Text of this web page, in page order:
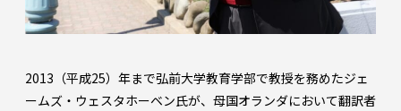
2013（平成25）年まで弘前大学教育学部で教授を務めたジェ
ームズ・ウェスタホーベン氏が、母国オランダにおいて翻訳者